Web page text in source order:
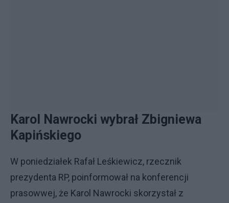
Karol Nawrocki wybrał Zbigniewa
Kapińskiego
W poniedziałek Rafał Leśkiewicz, rzecznik
prezydenta RP, poinformował na konferencji
prasowwej, że Karol Nawrocki skorzystał z